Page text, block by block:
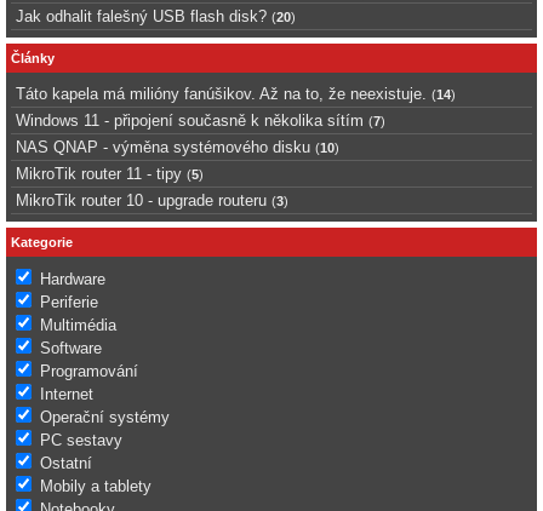
Jak odhalit falešný USB flash disk? (20)
Články
Táto kapela má milióny fanúšikov. Až na to, že neexistuje. (14)
Windows 11 - připojení současně k několika sítím (7)
NAS QNAP - výměna systémového disku (10)
MikroTik router 11 - tipy (5)
MikroTik router 10 - upgrade routeru (3)
Kategorie
Hardware
Periferie
Multimédia
Software
Programování
Internet
Operační systémy
PC sestavy
Ostatní
Mobily a tablety